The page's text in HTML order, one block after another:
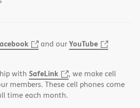
and ourYouTube
with SafeLink
, we make cell
members. These cell phones come
time each month.